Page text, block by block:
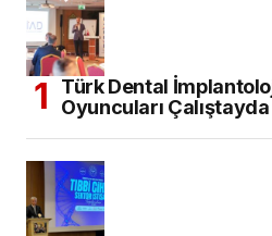
Türk Dental
Oyuncuları